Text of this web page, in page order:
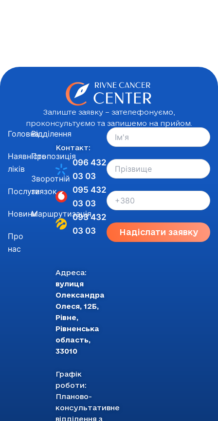
Залиште заявку – зателефонуємо,
проконсультуємо та запишемо на прийом.
Адреса:
вулиця
Олександра
Олеся, 12Б,
Рівне,
Рівненська
область,
33010
Графік
роботи:
Планово-
консультативне
відділення з
Контакт:
096 432
03 03
095 432
03 03
093 432
03 03
Головна
Наявність
ліків
Послуги
Новини
Про
нас
Відділення
Пропозиція
Зворотній
звязок
Маршрутизація
Надіслати заявку